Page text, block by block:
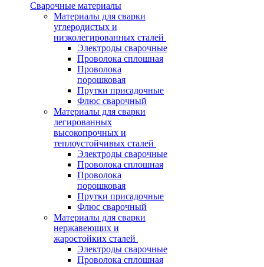
Сварочные материалы
Материалы для сварки
углеродистых и
низколегированных сталей
Электроды сварочные
Проволока сплошная
Проволока
порошковая
Прутки присадочные
Флюс сварочный
Материалы для сварки
легированных
высокопрочных и
теплоустойчивых сталей
Электроды сварочные
Проволока сплошная
Проволока
порошковая
Прутки присадочные
Флюс сварочный
Материалы для сварки
нержавеющих и
жаростойких сталей
Электроды сварочные
Проволока сплошная